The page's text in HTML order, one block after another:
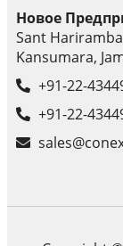
Новое
Sant
Kansumara,
+91-22-
+91-22-